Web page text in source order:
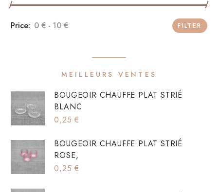
FILTER
0 € 10 €
MEILLEURS VENTES
BOUGEOIR CHAUFFE PLAT STRIÉ
BLANC
0,25 €
BOUGEOIR CHAUFFE PLAT STRIÉ
ROSE,
0,25 €